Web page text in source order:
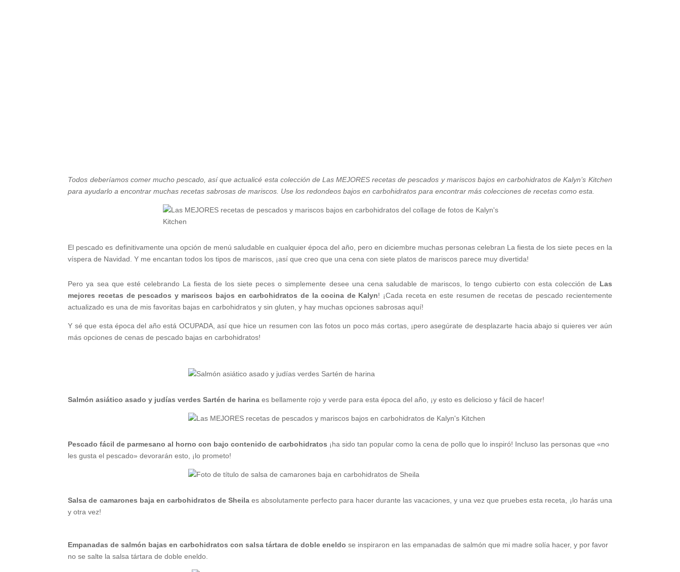
Todos deberíamos comer mucho pescado, así que actualicé esta colección de Las MEJORES recetas de pescados y mariscos bajos en carbohidratos de Kalyn’s Kitchen
para ayudarlo a encontrar muchas recetas sabrosas de mariscos. Use los redondeos bajos en carbohidratos para encontrar más colecciones de recetas como esta.
El pescado es definitivamente una opción de menú saludable en cualquier época del año, pero en diciembre muchas personas celebran La fiesta de los siete peces en la
víspera de Navidad. Y me encantan todos los tipos de mariscos, ¡así que creo que una cena con siete platos de mariscos parece muy divertida!
Pero ya sea que esté celebrando La fiesta de los siete peces o simplemente desee una cena saludable de mariscos, lo tengo cubierto con esta colección de Las
mejores recetas de pescados y mariscos bajos en carbohidratos de la cocina de Kalyn! ¡Cada receta en este resumen de recetas de pescado recientemente
actualizado es una de mis favoritas bajas en carbohidratos y sin gluten, y hay muchas opciones sabrosas aquí!
Y sé que esta época del año está OCUPADA, así que hice un resumen con las fotos un poco más cortas, ¡pero asegúrate de desplazarte hacia abajo si quieres ver aún
más opciones de cenas de pescado bajas en carbohidratos!
Salmón asiático asado y judías verdes Sartén de harina es bellamente rojo y verde para esta época del año, ¡y esto es delicioso y fácil de hacer!
Pescado fácil de parmesano al horno con bajo contenido de carbohidratos ¡ha sido tan popular como la cena de pollo que lo inspiró! Incluso las personas que «no
les gusta el pescado» devorarán esto, ¡lo prometo!
Salsa de camarones baja en carbohidratos de Sheilaes absolutamente perfecto para hacer durante las vacaciones, y una vez que pruebes esta receta, ¡lo harás una
y otra vez!
Empanadas de salmón bajas en carbohidratos con salsa tártara de doble eneldo se inspiraron en las empanadas de salmón que mi madre solía hacer, y por favor
no se salte la salsa tártara de doble eneldo.